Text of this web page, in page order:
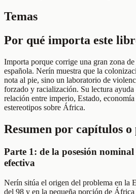
Temas
Por qué importa este
Importa porque corrige una gran zona
española. Nerín muestra que la
nota al pie, sino un laboratorio de
forzado y racialización. Su lectura ayuda
relación entre imperio, Estado,
estereotipos sobre África.
Resumen por capítulos o
Parte 1: de la posesión
efectiva
Nerín sitúa el origen del problema en la
del 98 y en la pequeña porción de